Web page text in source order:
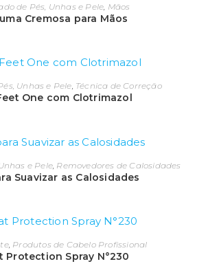
de Pés, Unhas e Pele Mãos
Cremosa para Mãos
Unhas e Pele, Técnica de Correção
One com Clotrimazol
e Pele Removedores de Calosidades
Suavizar as Calosidades
, Produtos de Cabelo Profissional
Protection Spray N°230